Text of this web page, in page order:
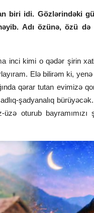
biri idi. Gözlərindəki
Adı özünə, özü də
inci kimi o qədər şirin
Elə bilirəm ki,
qərar tutan evimizə
şadyanalıq
oturub bayramımızı